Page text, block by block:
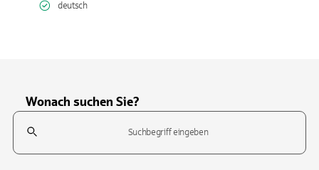
deutsch
Wonach suchen Sie?
Suchfeld